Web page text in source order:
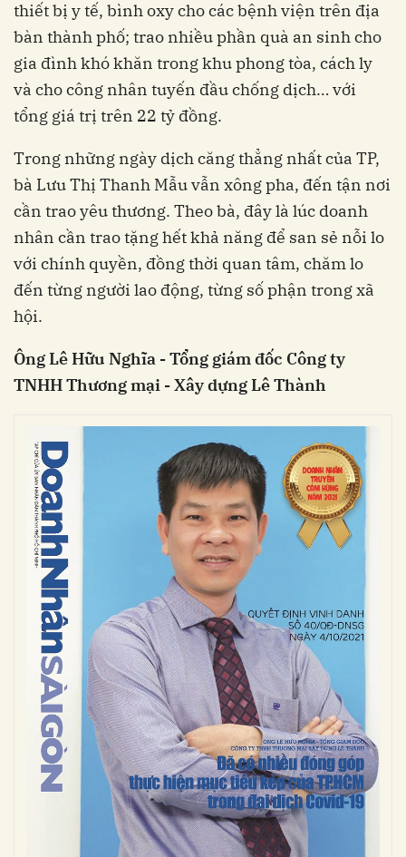
thiết bị y tế, bình oxy cho các bệnh viện trên địa
bàn thành phố; trao nhiều phần quà an sinh cho
gia đình khó khăn trong khu phong tòa, cách ly
và cho công nhân tuyến đầu chống dịch… với
tổng giá trị trên 22 tỷ đồng.
Trong những ngày dịch căng thẳng nhất của TP,
bà Lưu Thị Thanh Mẫu vẫn xông pha, đến tận nơi
cần trao yêu thương. Theo bà, đây là lúc doanh
nhân cần trao tặng hết khả năng để san sẻ nỗi lo
với chính quyền, đồng thời quan tâm, chăm lo
đến từng người lao động, từng số phận trong xã
hội.
Ông Lê Hữu Nghĩa - Tổng giám đốc Công ty
TNHH Thương mại - Xây dựng Lê Thành